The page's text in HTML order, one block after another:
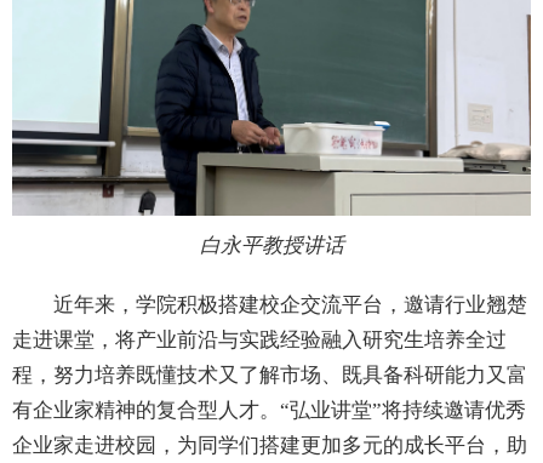
白永平教授讲话
近年来，学院积极搭建校企交流平台，邀请行业翘楚
走进课堂，将产业前沿与实践经验融入研究生培养全过
程，努力培养既懂技术又了解市场、既具备科研能力又富
有企业家精神的复合型人才。 “弘业讲堂”将持续邀请优秀
企业家走进校园，为同学们搭建更加多元的成长平台，助